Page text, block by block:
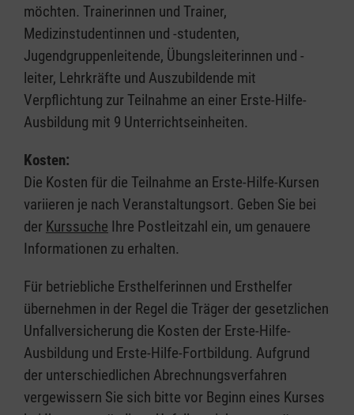
möchten. Trainerinnen und Trainer,
Medizinstudentinnen und -studenten,
Jugendgruppenleitende, Übungsleiterinnen und -
leiter, Lehrkräfte und Auszubildende mit
Verpflichtung zur Teilnahme an einer Erste-Hilfe-
Ausbildung mit 9 Unterrichtseinheiten.
Kosten:
Die Kosten für die Teilnahme an Erste-Hilfe-Kursen
variieren je nach Veranstaltungsort. Geben Sie bei
der Kurssuche Ihre Postleitzahl ein, um genauere
Informationen zu erhalten.
Für betriebliche Ersthelferinnen und Ersthelfer
übernehmen in der Regel die Träger der gesetzlichen
Unfallversicherung die Kosten der Erste-Hilfe-
Ausbildung und Erste-Hilfe-Fortbildung. Aufgrund
der unterschiedlichen Abrechnungsverfahren
vergewissern Sie sich bitte vor Beginn eines Kurses